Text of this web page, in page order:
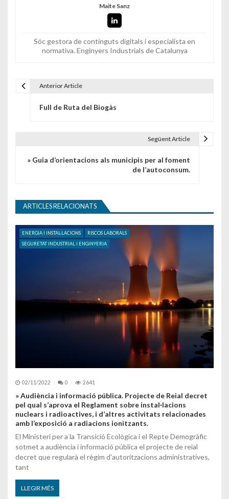
Maite Sanz
Sóc gestora de continguts digitals i especialista en
normativa. Enginyers Industrials de Catalunya
Navegació d'entrades
Anterior Article
Full de Ruta del Biogàs
Següent Article
» Guia d’orientacions als municipis per al foment
de l’autoconsum.
ARTICLES RELACIONATS
ENERGIA I INSTAL·LACIONS
RISCOS LABORALS
SEGURETAT INDUSTRIAL I ENGINYERIA
02/11/2022 0 2641
» Audiència i informació pública. Projecte de Reial decret
pel qual s’aprova el Reglament sobre instal·lacions
nuclears i radioactives, i d’altres activitats relacionades
amb l’exposició a radiacions ionitzants.
El Ministeri per a la Transició Ecològica i el Repte Demogràfic
sotmet a audiència i informació pública el projecte de reial
decret que regularà el règim d'autoritzacions administratives,
tant
LLEGIR MÉS